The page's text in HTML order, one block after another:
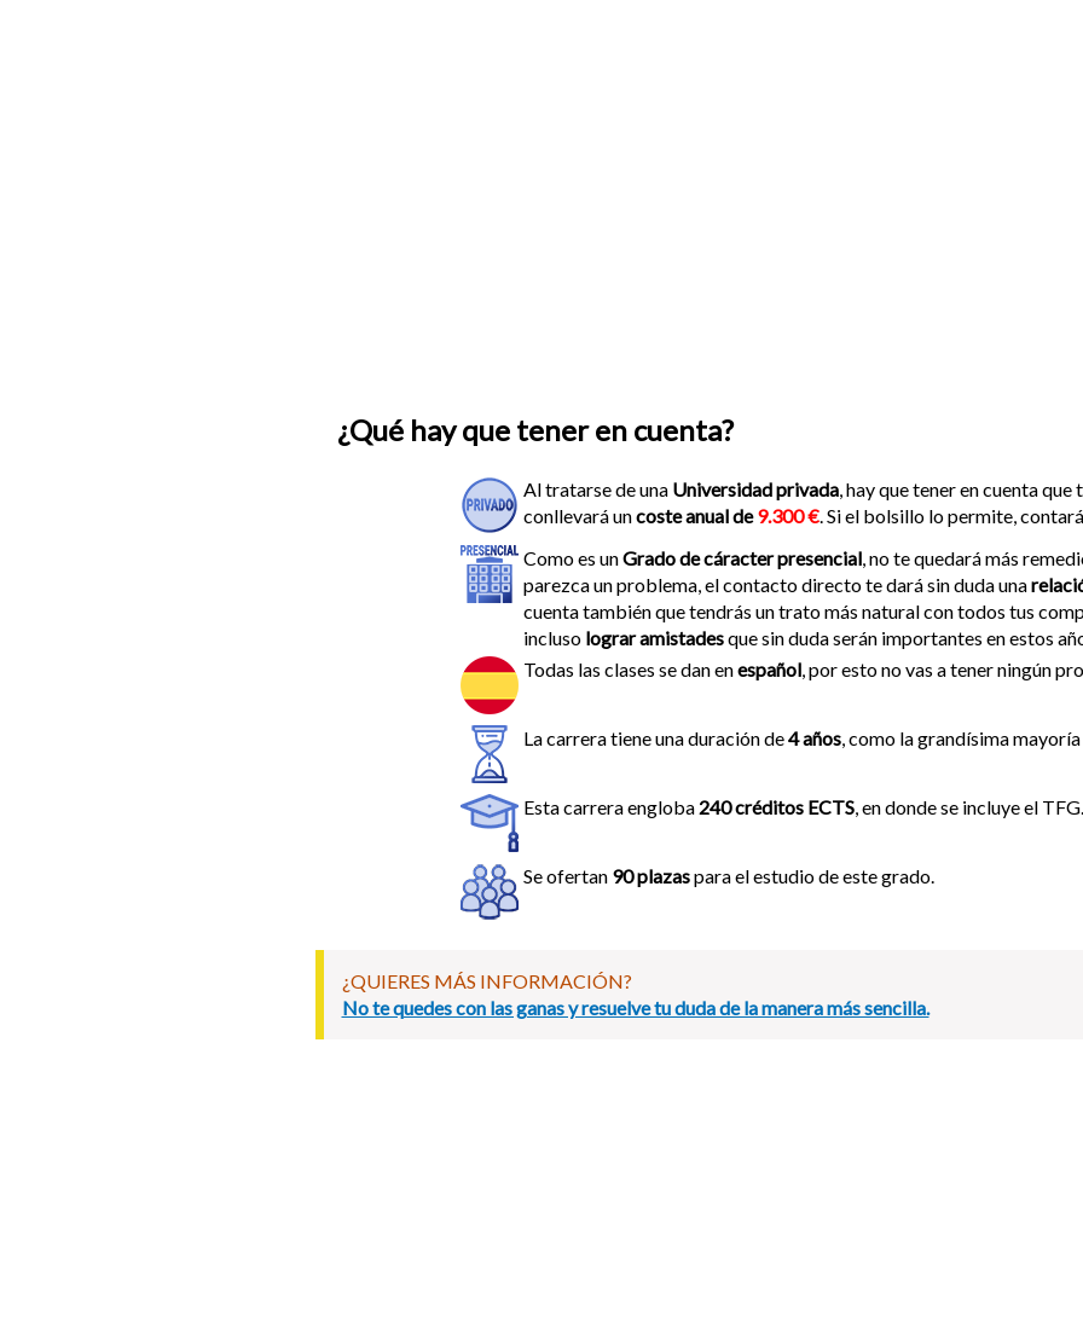
¿Qué hay que tener en cuenta?
Al tratarse de una Universidad privada , hay que tener en cuenta
conllevará uncoste anual de9.300 € . Si el bolsillo lo permite,
Como es unGrado de cáracter presencial , no te quedará más
parezca un problema, el contacto directo te dará sin duda una
cuenta también que tendrás un trato más natural con todos tus
incluso lograr amistadesque sin duda serán importantes en estos
Todas las clases se dan enespañol , por esto no vas a tener ningún
La carrera tiene una duración de4 años , como la grandísima
Esta carrera engloba 240 créditos ECTS , en donde se incluye el TFG.
Se ofertan 90 plazaspara el estudio de este grado.
¿QUIERES MÁS INFORMACIÓN?
No te quedes con las ganas y resuelve tu duda de la manera más sencilla.